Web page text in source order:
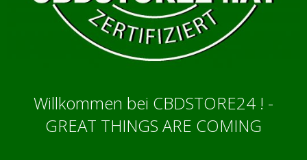
Willkommen bei CBDSTORE24 ! -
GREAT THINGS ARE COMING